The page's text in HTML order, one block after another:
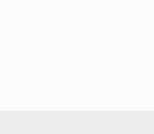
en biotextil